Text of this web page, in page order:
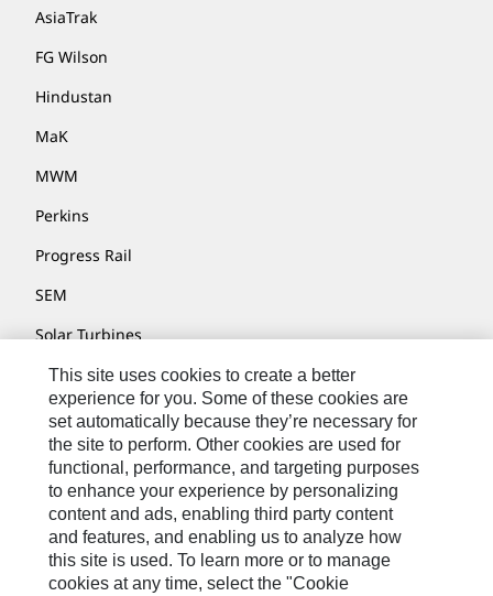
AsiaTrak
FG Wilson
Hindustan
MaK
MWM
Perkins
Progress Rail
SEM
Solar Turbines
SPM Oil & Gas
Turner Powertrain Systems
联系我们
网站地图
Cookie Settings
This site uses cookies to create a better
experience for you. Some of these cookies are
set automatically because they’re necessary for
the site to perform. Other cookies are used for
functional, performance, and targeting purposes
to enhance your experience by personalizing
content and ads, enabling third party content
and features, and enabling us to analyze how
this site is used. To learn more or to manage
cookies at any time, select the "Cookie